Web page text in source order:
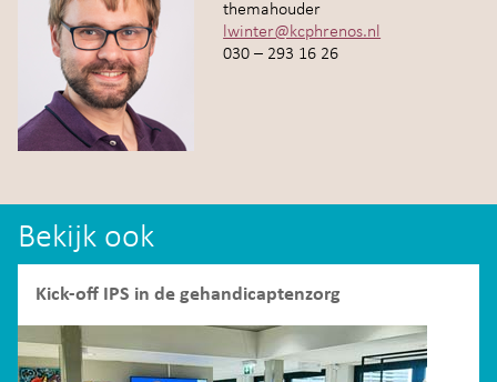
themahouder
lwinter@kcphrenos.nl
030 – 293 16 26
Bekijk ook
Kick-off IPS in de gehandicaptenzorg